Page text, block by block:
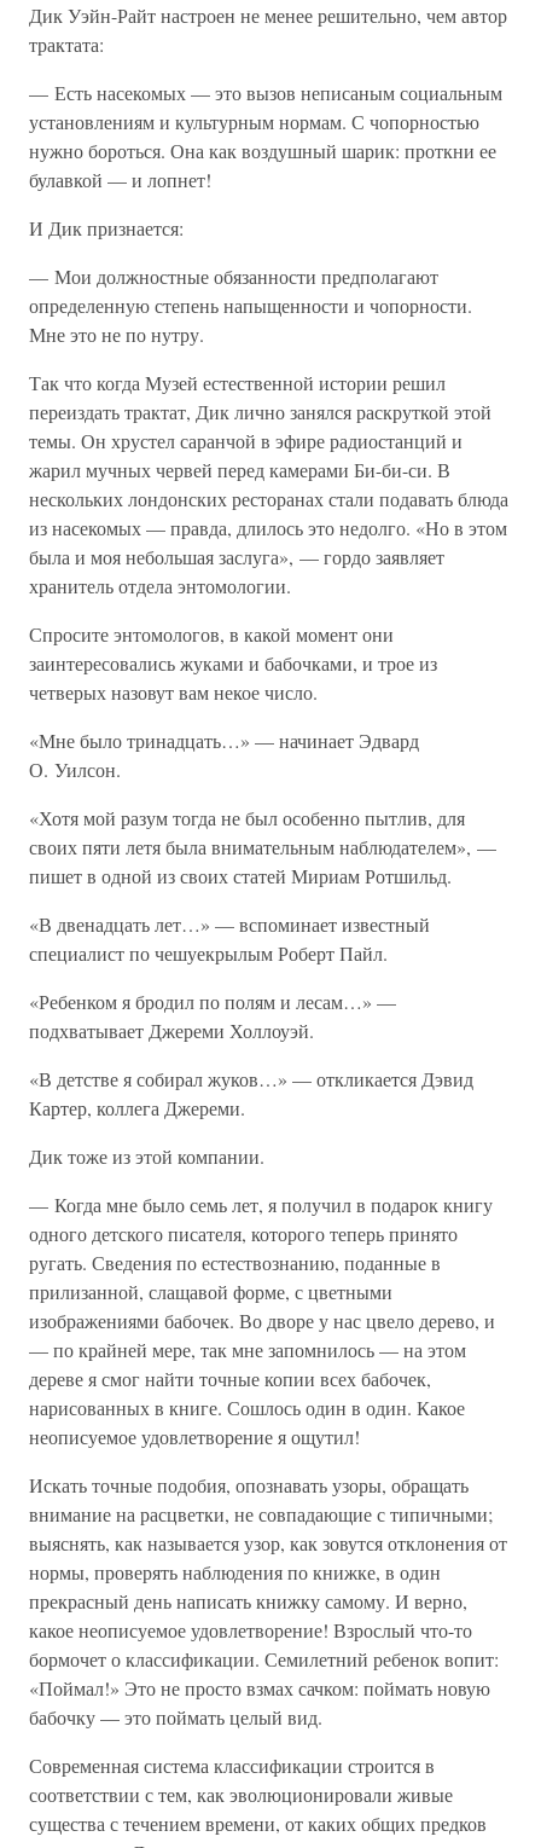
Дик Уэйн-Райт настроен не менее решительно, чем автор
трактата:
— Есть насекомых — это вызов неписаным социальным
установлениям и культурным нормам. С чопорностью
нужно бороться. Она как воздушный шарик: проткни ее
булавкой — и лопнет!
И Дик признается:
— Мои должностные обязанности предполагают
определенную степень напыщенности и чопорности.
Мне это не по нутру.
Так что когда Музей естественной истории решил
переиздать трактат, Дик лично занялся раскруткой этой
темы. Он хрустел саранчой в эфире радиостанций и
жарил мучных червей перед камерами Би-би-си. В
нескольких лондонских ресторанах стали подавать блюда
из насекомых — правда, длилось это недолго. «Но в этом
была и моя небольшая заслуга», — гордо заявляет
хранитель отдела энтомологии.
Спросите энтомологов, в какой момент они
заинтересовались жуками и бабочками, и трое из
четверых назовут вам некое число.
«Мне было тринадцать…» — начинает Эдвард
О. Уилсон.
«Хотя мой разум тогда не был особенно пытлив, для
своих пяти летя была внимательным наблюдателем», —
пишет в одной из своих статей Мириам Ротшильд.
«В двенадцать лет…» — вспоминает известный
специалист по чешуекрылым Роберт Пайл.
«Ребенком я бродил по полям и лесам…» —
подхватывает Джереми Холлоуэй.
«В детстве я собирал жуков…» — откликается Дэвид
Картер, коллега Джереми.
Дик тоже из этой компании.
— Когда мне было семь лет, я получил в подарок книгу
одного детского писателя, которого теперь принято
ругать. Сведения по естествознанию, поданные в
прилизанной, слащавой форме, с цветными
изображениями бабочек. Во дворе у нас цвело дерево, и
— по крайней мере, так мне запомнилось — на этом
дереве я смог найти точные копии всех бабочек,
нарисованных в книге. Сошлось один в один. Какое
неописуемое удовлетворение я ощутил!
Искать точные подобия, опознавать узоры, обращать
внимание на расцветки, не совпадающие с типичными;
выяснять, как называется узор, как зовутся отклонения от
нормы, проверять наблюдения по книжке, в один
прекрасный день написать книжку самому. И верно,
какое неописуемое удовлетворение! Взрослый что-то
бормочет о классификации. Семилетний ребенок вопит:
«Поймал!» Это не просто взмах сачком: поймать новую
бабочку — это поймать целый вид.
Современная система классификации строится в
соответствии с тем, как эволюционировали живые
существа с течением времени, от каких общих предков